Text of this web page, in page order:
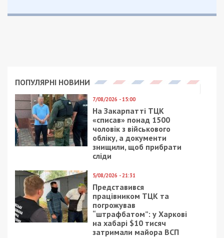
ПОПУЛЯРНІ НОВИНИ
7/08/2026 - 15:00
На Закарпатті ТЦК
«списав» понад 1500
чоловік з військового
обліку, а документи
знищили, щоб прибрати
сліди
5/08/2026 - 21:31
Представився
працівником ТЦК та
погрожував
“штрафбатом”: у Харкові
на хабарі $10 тисяч
затримали майора ВСП